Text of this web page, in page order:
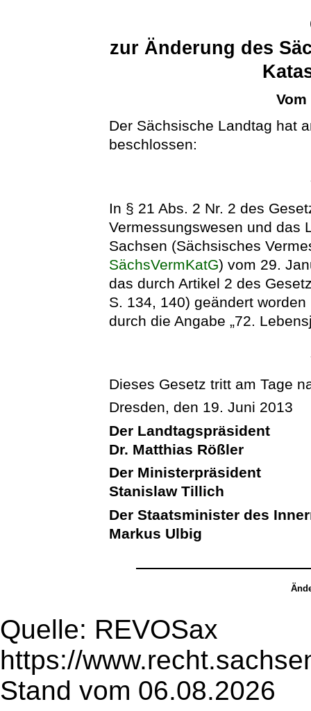
zur Änderung des
Der Sächsische Landtag hat
beschlossen:
In § 21 Abs. 2 Nr. 2 des
Vermessungswesen und das
Sachsen (Sächsisches
SächsVermKatG) vom 29.
das durch Artikel 2 des
S. 134, 140) geändert
durch die Angabe „72.
Dieses Gesetz tritt am Tage
Dresden, den 19. Juni 2013
Der Landtagspräsident
Dr. Matthias Rößler
Der Ministerpräsident
Stanislaw Tillich
Der Staatsminister des
Markus Ulbig
Quelle: REVOSax
https://
Stand vom 06.08.2026